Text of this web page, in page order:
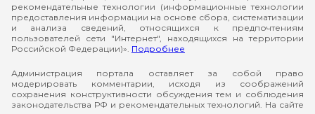
рекомендательные технологии (информационные технологии
предоставления информации на основе сбора, систематизации
и анализа сведений, относящихся к предпочтениям
пользователей сети "Интернет", находящихся на территории
Российской Федерации)». Подробнее
Администрация портала оставляет за собой право
модерировать комментарии, исходя из соображений
сохранения конструктивности обсуждения тем и соблюдения
законодательства РФ и рекомендательных технологий. На сайте